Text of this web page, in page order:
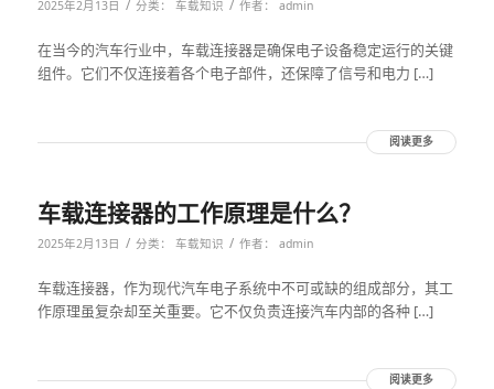
2025年2月13日 / 分类： 车载知识 / 作者： admin
在当今的汽车行业中，车载连接器是确保电子设备稳定运行的关键
组件。它们不仅连接着各个电子部件，还保障了信号和电力 […]
阅读更多
车载连接器的工作原理是什么？
2025年2月13日 / 分类： 车载知识 / 作者： admin
车载连接器，作为现代汽车电子系统中不可或缺的组成部分，其工
作原理虽复杂却至关重要。它不仅负责连接汽车内部的各种 […]
阅读更多